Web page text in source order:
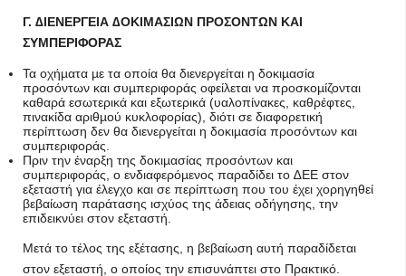
Γ. ∆ΙΕΝΕΡΓΕΙΑ ∆ΟΚΙΜΑΣΙΩΝ ΠΡΟΣΟΝΤΩΝ ΚΑΙ
ΣΥΜΠΕΡΙΦΟΡΑΣ
Τα οχήµατα µε τα οποία θα διενεργείται η δοκιµασία
προσόντων και συµπεριφοράς οφείλεται να προσκοµίζονται
καθαρά εσωτερικά και εξωτερικά (υαλοπίνακες, καθρέφτες,
πινακίδα αριθµού κυκλοφορίας), διότι σε διαφορετική
περίπτωση δεν θα διενεργείται η δοκιµασία προσόντων και
συµπεριφοράς.
Πριν την έναρξη της δοκιµασίας προσόντων και
συµπεριφοράς, ο ενδιαφερόµενος παραδίδει το ∆ΕΕ στον
εξεταστή για έλεγχο και σε περίπτωση που του έχει χορηγηθεί
βεβαίωση παράτασης ισχύος της άδειας οδήγησης, την
επιδεικνύει στον εξεταστή.
Μετά το τέλος της εξέτασης, η βεβαίωση αυτή παραδίδεται
στον εξεταστή, ο οποίος την επισυνάπτει στο Πρακτικό.